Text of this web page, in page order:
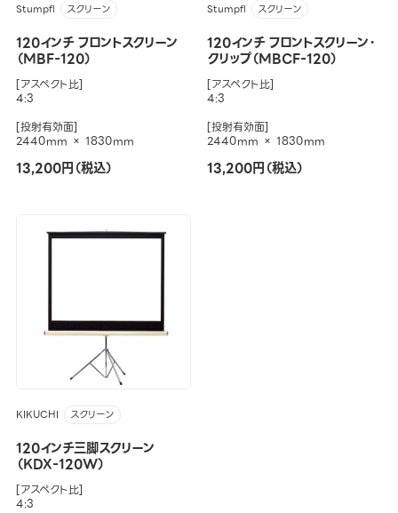
Stumpfl スクリーン
120インチ フロントスクリーン
（MBF-120）
[アスペクト比]
4:3
[投射有効面]
2440mm × 1830mm
13,200円（税込）
Stumpfl スクリーン
120インチ フロントスクリーン・
クリップ（MBCF-120）
[アスペクト比]
4:3
[投射有効面]
2440mm × 1830mm
13,200円（税込）
KIKUCHI スクリーン
120インチ三脚スクリーン
（KDX-120W）
[アスペクト比]
4:3